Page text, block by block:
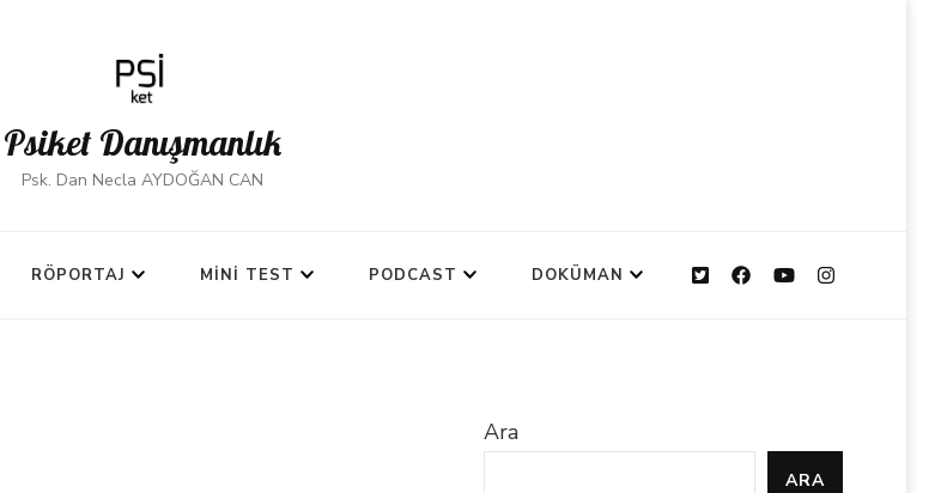
Psiket Danışmanlık
Psk. Dan Necla AYDOĞAN CAN
RÖPORTAJ MINI TEST PODCAST DOKÜMAN
Ara
ARA